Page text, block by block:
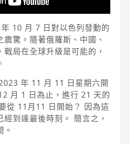
10 月 7 日對以色列發動的
驚。隨著俄羅斯、中國、
局在全球升級是可能的，
年 11 月 11 日星期六開
月 1 日為止，進行 21 天的
從 11月11 日開始？ 因為這
到達最後時刻。 簡言之，